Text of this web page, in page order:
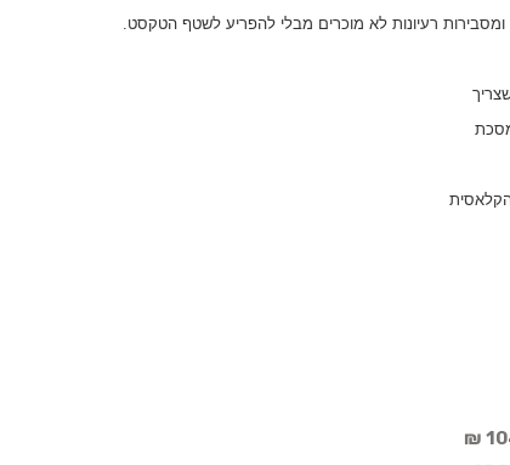
רעיונות לא מוכרים מבלי להפריע לשטף הטקסט.
מסכת